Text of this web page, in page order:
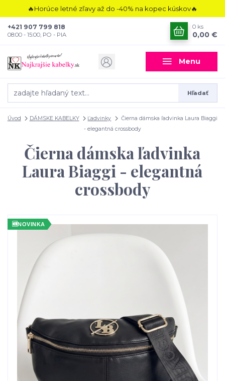
🔥Horúce letné zľavy až do -40% na kopec kúskov🔥
Menu
Hľadať
+421 907 799 818
08:00 - 15:00, PO - PIA
0 ks
0,00 €
Úvod DÁMSKE KABELKY Ľadvinky
Čierna dámska ľadvinka Laura Biaggi
- elegantná crossbody
Čierna dámska ľadvinka
Laura Biaggi - elegantná
crossbody
🆕NOVINKA